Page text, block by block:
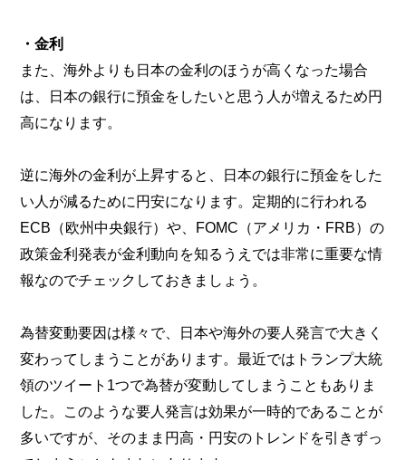
・金利
また、海外よりも日本の金利のほうが高くなった場合
は、日本の銀行に預金をしたいと思う人が増えるため円
高になります。
逆に海外の金利が上昇すると、日本の銀行に預金をした
い人が減るために円安になります。定期的に行われる
ECB（欧州中央銀行）や、FOMC（アメリカ・FRB）の
政策金利発表が金利動向を知るうえでは非常に重要な情
報なのでチェックしておきましょう。
為替変動要因は様々で、日本や海外の要人発言で大きく
変わってしまうことがあります。最近ではトランプ大統
領のツイート1つで為替が変動してしまうこともありま
した。このような要人発言は効果が一時的であることが
多いですが、そのまま円高・円安のトレンドを引きずっ